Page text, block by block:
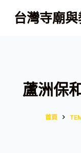
跳
至
台灣寺廟
蘆洲保
首頁